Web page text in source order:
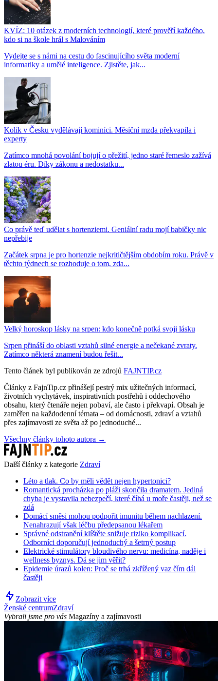
KVÍZ: 10 otázek z moderních technologií, které prověří každého,
kdo si na škole hrál s Malováním
Vydejte se s námi na cestu do fascinujícího světa moderní
informatiky a umělé inteligence. Zjistěte, jak...
Kolik v Česku vydělávají kominíci. Měsíční mzda překvapila i
experty
Zatímco mnohá povolání bojují o přežití, jedno staré řemeslo zažívá
zlatou éru. Díky zákonu a nedostatku...
Co právě teď udělat s hortenziemi. Geniální radu mojí babičky nic
nepřebije
Začátek srpna je pro hortenzie nejkritičtějším obdobím roku. Právě v
těchto týdnech se rozhoduje o tom, zda...
Velký horoskop lásky na srpen: kdo konečně potká svoji lásku
Srpen přináší do oblasti vztahů silné energie a nečekané zvraty.
Zatímco některá znamení budou řešit...
Tento článek byl publikován ze zdrojů FAJNTIP.cz
Články z FajnTip.cz přinášejí pestrý mix užitečných informací,
životních vychytávek, inspirativních postřehů i oddechového
obsahu, který čtenáře nejen pobaví, ale často i překvapí. Obsah je
zaměřen na každodenní témata – od domácnosti, zdraví a vztahů
přes zajímavosti ze světa až po jednoduché...
Všechny články tohoto autora →
Další články z kategorie Zdraví
Léto a tlak. Co by měli vědět nejen hypertonici?
Romantická procházka po pláži skončila dramatem. Jediná
chyba je vystavila nebezpečí, které číhá u moře častěji, než se
zdá
Domácí směsi mohou podpořit imunitu během nachlazení.
Nenahrazují však léčbu předepsanou lékařem
Správné odstranění klíštěte snižuje riziko komplikací.
Odborníci doporučují jednoduchý a šetrný postup
Elektrické stimulátory bloudivého nervu: medicína, naděje i
wellness byznys. Dá se jim věřit?
Epidemie úrazů kolen: Proč se trhá zkřížený vaz čím dál
častěji
Zobrazit více
Ženské centrumZdraví
Vybrali jsme pro vás Magazíny a zajímavosti